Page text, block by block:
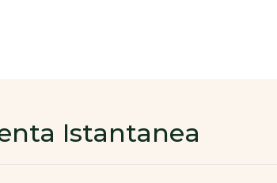
Istantanea